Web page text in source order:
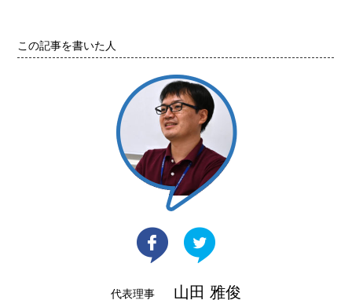
この記事を書いた人
代表理事 山田 雅俊